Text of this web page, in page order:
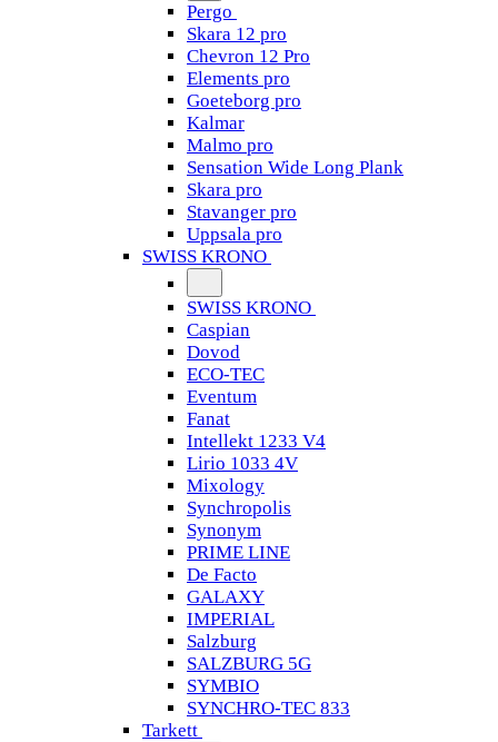
Pergo
Skara 12 pro
Chevron 12 Pro
Elements pro
Goeteborg pro
Kalmar
Malmo pro
Sensation Wide Long Plank
Skara pro
Stavanger pro
Uppsala pro
SWISS KRONO
SWISS KRONO
Caspian
Dovod
ECO-TEC
Eventum
Fanat
Intellekt 1233 V4
Lirio 1033 4V
Mixology
Synchropolis
Synonym
PRIME LINE
De Facto
GALAXY
IMPERIAL
Salzburg
SALZBURG 5G
SYMBIO
SYNCHRO-TEC 833
Tarkett